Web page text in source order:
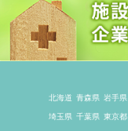
北海道 青森県 岩手県
埼玉県 千葉県 東京都